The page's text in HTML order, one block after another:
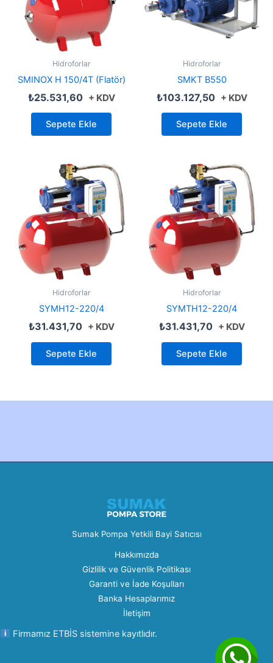
Hidroforlar
SMINOX H 150/4T (Flatör)
₺25.531,60 + KDV
Sepete Ekle
Hidroforlar
SMKT B550
₺103.127,50 + KDV
Sepete Ekle
Hidroforlar
SYMH12-220/4
₺31.431,70 + KDV
Sepete Ekle
Hidroforlar
SYMTH12-220/4
₺31.431,70 + KDV
Sepete Ekle
Sumak Pompa Yetkili Bayi Satıcısı
Hakkımızda
Gizlilik ve Güvenlik Politikası
Garanti ve İade Koşulları
Banka Hesaplarımız
İletişim
Firmamız ETBİS sistemine kayıtlıdır.